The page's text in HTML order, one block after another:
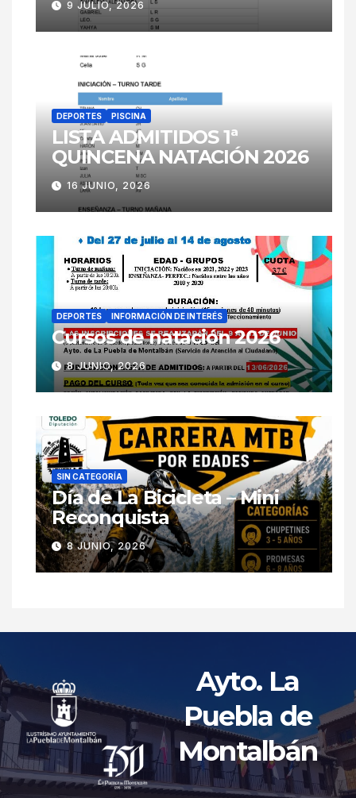
9 JULIO, 2026
DEPORTES PISCINA
LISTA ADMITIDOS 1ª
QUINCENA NATACIÓN 2026
16 JUNIO, 2026
DEPORTES INFORMACIÓN DE INTERÉS
Cursos de natación 2026
8 JUNIO, 2026
SIN CATEGORÍA
Día de La Bicicleta – Mini
Reconquista
8 JUNIO, 2026
Ayto. La
Puebla de
Montalbán